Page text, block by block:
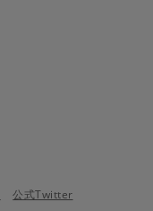
公式Twitter